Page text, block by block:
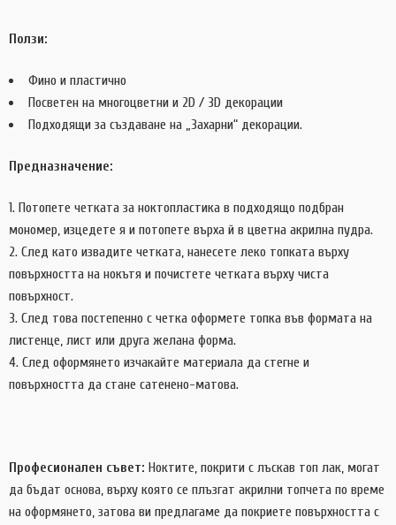
Ползи:
Фино и пластично
Посветен на многоцветни и 2D / 3D декорации
Подходящи за създаване на „Захарни“ декорации.
Предназначение:
Потопете четката за ноктопластика в подходящо подбран
мономер, изцедете я и потопете върха й в цветна акрилна пудра.
След като извадите четката, нанесете леко топката върху
повърхността на нокътя и почистете четката върху чиста
повърхност.
След това постепенно с четка оформете топка във формата на
листенце, лист или друга желана форма.
След оформянето изчакайте материала да стегне и
повърхността да стане сатенено-матова.
Професионален съвет: Ноктите, покрити с лъскав топ лак, могат
да бъдат основа, върху която се плъзгат акрилни топчета по време
на оформянето, затова ви предлагаме да покриете повърхността с